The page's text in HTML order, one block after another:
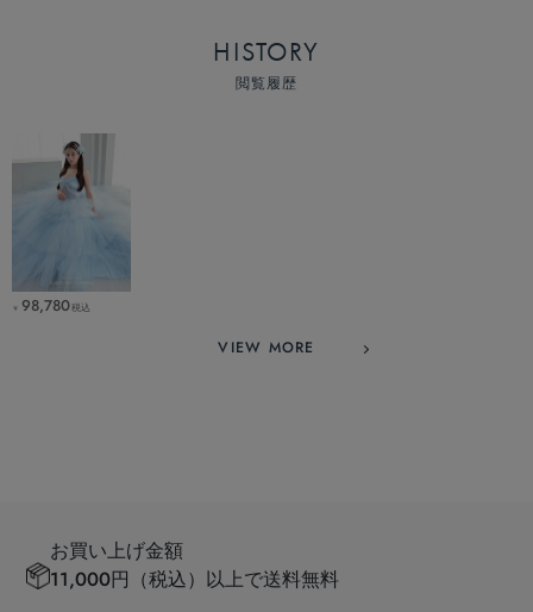
HISTORY
閲覧履歴
￥ 98,780税込
VIEW MORE
お買い上げ金額
11,000円（税込）以上で送料無料